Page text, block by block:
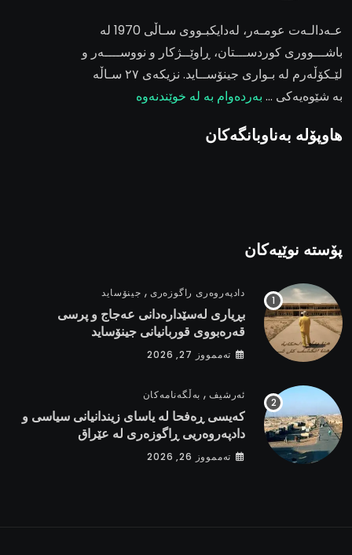
عـەدالـەت عومـەر ، لەدایکبـووی سـاڵی 1970 لە
باشـــووری کوردســـتان، ڕاوێــژکار و نووســــەر و
لێـکۆڵەرم لە بـواری جینۆســاید. نزیکەی ٢٧ سـاڵە
بە شێوەیەکی … بەردەوام بە لە خوێندنەوە
هاوپۆلە بەناوبانگەکان
پۆستە نوێیەکان
دادپەروەری راگوزەری , جینۆساید
بڕیاری لەسێدارەدانی عەجاج و پرسی
قەرەبووی قوربانیانی جینۆساید
تەممووز 27, 2026
ئەرشیف, بەڵگەنامەکان
کەیسی ڕەفحا لە یاسای زیندانیانی سیاسی و
دادپەروەریی ڕاگوزەری لە عێراق
تەممووز 26, 2026